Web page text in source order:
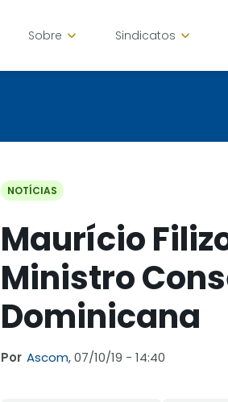
Sobre Sindicatos
NOTÍCIAS
Maurício
Ministro
Dominicana
Por Ascom,07/10/19 - 14:40